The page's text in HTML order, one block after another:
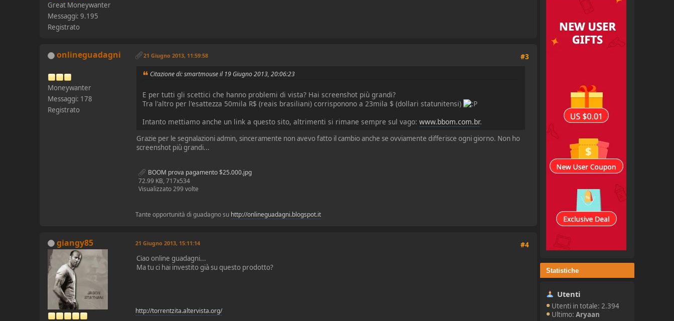
Statistiche
Utenti
Utenti in totale: 2.394
Ultimo:Aryaan
Great Moneywanter
Messaggi: 9.195
Registrato
onlineguadagni
Moneywanter
Messaggi: 178
Registrato
#3
21 Giugno 2013, 11:59:58
Citazione di: smartmouse il 19 Giugno 2013, 20:06:23
E per tutti gli scettici che hanno problemi di vista? Hai screenshot più grandi?
Tra l'altro per l'esattezza 50mila R$ (reais brasiliani) corrisponono a 23mila $ (dollari statunitensi)
Intanto mettiamo anche un link a questo sito, altrimenti si rimane sempre sul vago:www.bbom.com.br.
Grazie per le segnalazioni admin, sinceramente non avevo fatto il cambio anche se ovviamente differisce ogni giorno. Non ho
screenshot più grandi...
BOOM prova pagamento $25.000.jpg
72.99 KB, 717x534
Visualizzato 299 volte
Tante opportunità di guadagno su http://onlineguadagni.blogspot.it
giangy85 #4
21 Giugno 2013, 15:11:14
Ciao online guadagni...
Ma tu ci hai investito già su questo prodotto?
http://torrentzita.altervista.org/